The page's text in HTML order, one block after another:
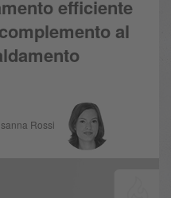
efficiente
al
Rossi